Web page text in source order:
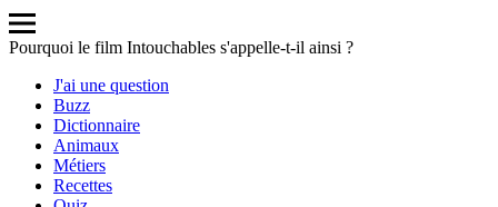
Pourquoi le film Intouchables s'appelle-t-il ainsi ?
J'ai une question
Buzz
Dictionnaire
Animaux
Métiers
Recettes